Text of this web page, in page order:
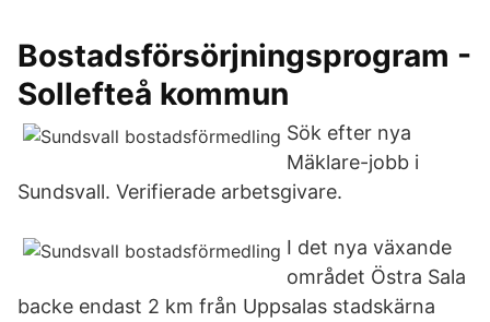
Bostadsförsörjningsprogram -
Sollefteå kommun
Sök efter nya
Mäklare-jobb i
Sundsvall. Verifierade arbetsgivare.
I det nya växande
området Östra Sala
backe endast 2 km från Uppsalas stadskärna